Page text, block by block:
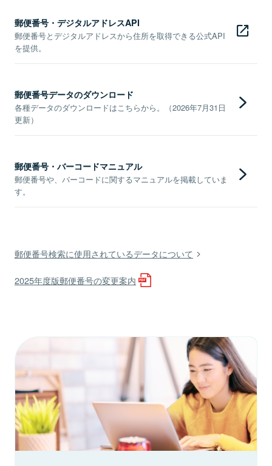
郵便番号・デジタルアドレスAPI
郵便番号とデジタルアドレスから住所を取得できる公式API
を提供。
郵便番号データのダウンロード
各種データのダウンロードはこちらから。（2026年7月31日
更新）
郵便番号・バーコードマニュアル
郵便番号や、バーコードに関するマニュアルを掲載していま
す。
郵便番号検索に使用されているデータについて
2025年度版郵便番号の変更案内